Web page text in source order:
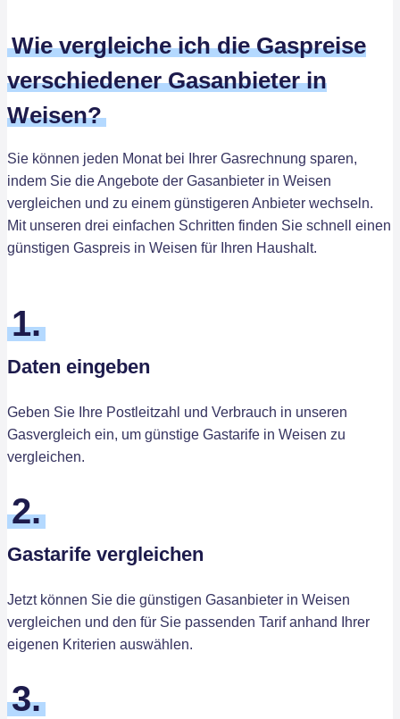
Wie vergleiche ich die Gaspreise
verschiedener Gasanbieter in
Weisen?
Sie können jeden Monat bei Ihrer Gasrechnung sparen,
indem Sie die Angebote der Gasanbieter in Weisen
vergleichen und zu einem günstigeren Anbieter wechseln.
Mit unseren drei einfachen Schritten finden Sie schnell einen
günstigen Gaspreis in Weisen für Ihren Haushalt.
1.
Daten eingeben
Geben Sie Ihre Postleitzahl und Verbrauch in unseren
Gasvergleich ein, um günstige Gastarife in Weisen zu
vergleichen.
2.
Gastarife vergleichen
Jetzt können Sie die günstigen Gasanbieter in Weisen
vergleichen und den für Sie passenden Tarif anhand Ihrer
eigenen Kriterien auswählen.
3.